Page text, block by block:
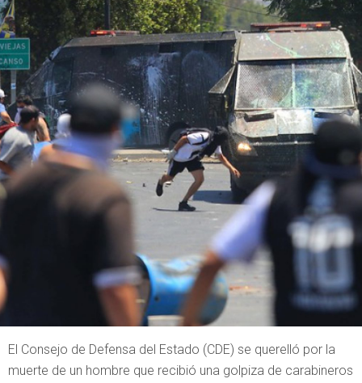
El Consejo de Defensa del Estado (CDE) se querelló por la
muerte de un hombre que recibió una golpiza de carabineros